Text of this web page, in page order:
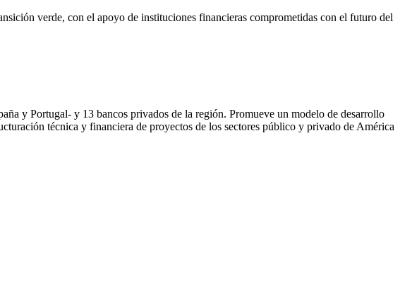
verde, con el apoyo de instituciones financieras comprometidas con el futuro del
y Portugal- y 13 bancos privados de la región. Promueve un modelo de desarrollo
técnica y financiera de proyectos de los sectores público y privado de América